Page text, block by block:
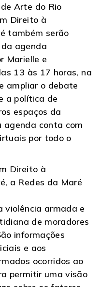
Arte do Rio
Direito à
também serão
agenda
Marielle e
13 às 17 horas, na
ampliar o debate
a política de
espaços da
agenda conta com
por todo o
Direito à
a Redes da Maré
violência armada e
de moradores
informações
e aos
ocorridos ao
permitir uma visão